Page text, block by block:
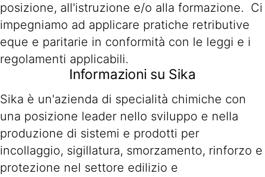
posizione, all'istruzione e/o alla formazione. Ci
impegniamo ad applicare pratiche retributive
eque e paritarie in conformità con le leggi e i
regolamenti applicabili.
Informazioni su Sika
Sika è un'azienda di specialità chimiche con
una posizione leader nello sviluppo e nella
produzione di sistemi e prodotti per
incollaggio, sigillatura, smorzamento, rinforzo e
protezione nel settore edilizio e